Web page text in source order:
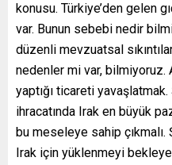
konusu. Türkiye’den gelen
var. Bunun sebebi nedir
düzenli mevzuatsal
nedenler mi var, bilmiyoruz.
yaptığı ticareti
ihracatında Irak en büyük
bu meseleye sahip
Irak için yüklenmeyi